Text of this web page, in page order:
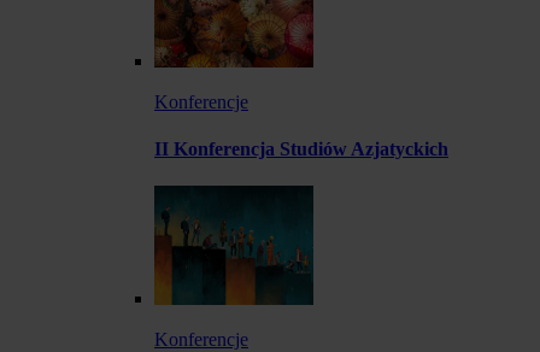
Konferencje
II Konferencja Studiów Azjatyckich
Konferencje